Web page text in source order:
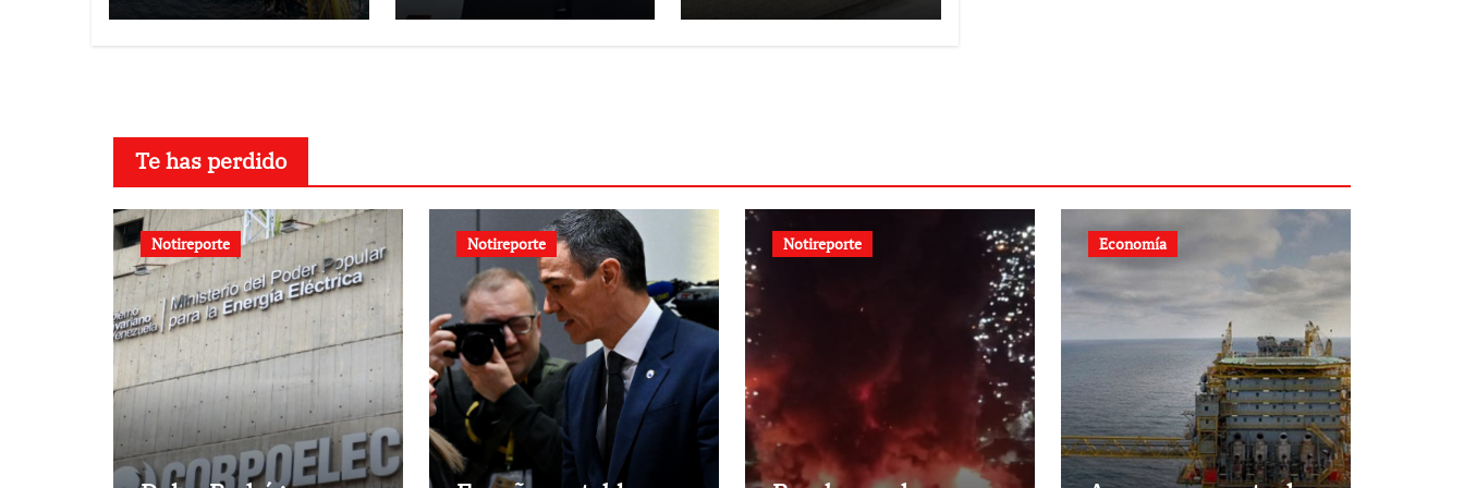
Te has perdido
Notireporte Notireporte Notireporte Economía